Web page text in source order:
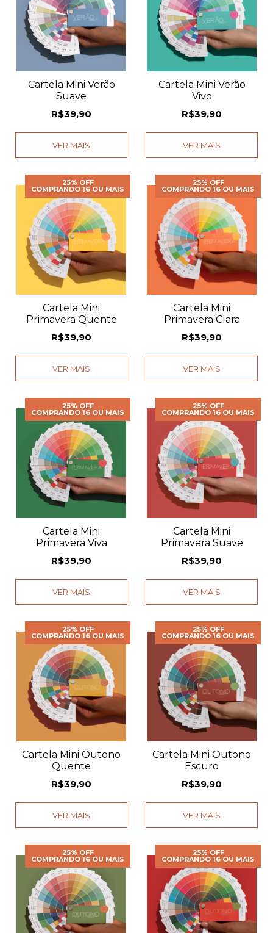
Cartela Mini Verão
Suave
R$39,90
VER MAIS
Cartela Mini Verão
Vivo
R$39,90
VER MAIS
25% OFF
COMPRANDO 16 OU MAIS
Cartela Mini
Primavera Quente
R$39,90
VER MAIS
25% OFF
COMPRANDO 16 OU MAIS
Cartela Mini
Primavera Clara
R$39,90
VER MAIS
25% OFF
COMPRANDO 16 OU MAIS
Cartela Mini
Primavera Viva
R$39,90
VER MAIS
25% OFF
COMPRANDO 16 OU MAIS
Cartela Mini
Primavera Suave
R$39,90
VER MAIS
25% OFF
COMPRANDO 16 OU MAIS
Cartela Mini Outono
Quente
R$39,90
VER MAIS
25% OFF
COMPRANDO 16 OU MAIS
Cartela Mini Outono
Escuro
R$39,90
VER MAIS
25% OFF
COMPRANDO 16 OU MAIS
25% OFF
COMPRANDO 16 OU MAIS